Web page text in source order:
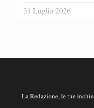
31 Luglio 2026
La Redazione, le tue